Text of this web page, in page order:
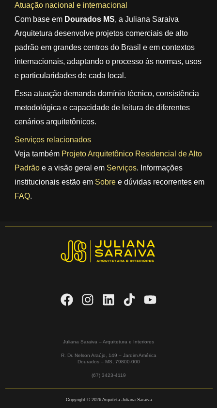
Atuação nacional e internacional
Com base em Dourados MS, a Juliana Saraiva
Arquitetura desenvolve projetos comerciais de alto
padrão em grandes centros do Brasil e em contextos
internacionais, adaptando o processo às normas, usos
e particularidades de cada local.
Essa atuação demanda domínio técnico, consistência
metodológica e capacidade de leitura de diferentes
cenários arquitetônicos.
Serviços relacionados
Veja também Projeto Arquitetônico Residencial de Alto
Padrão e a visão geral em Serviços. Informações
institucionais estão em Sobre e dúvidas recorrentes em
FAQ.
Juliana Saraiva – Arquitetura e Interiores
R. Dr. Nelson Araújo, 149 – Jardim América
Dourados – MS, 79800-000
(67) 3423-4119
Copyright © 2026 Arquiteta Juliana Saraiva